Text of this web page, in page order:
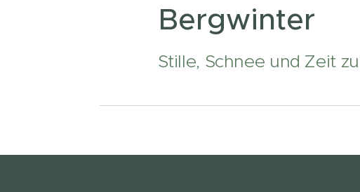
Bergwinter
Stille, Schnee und Zeit